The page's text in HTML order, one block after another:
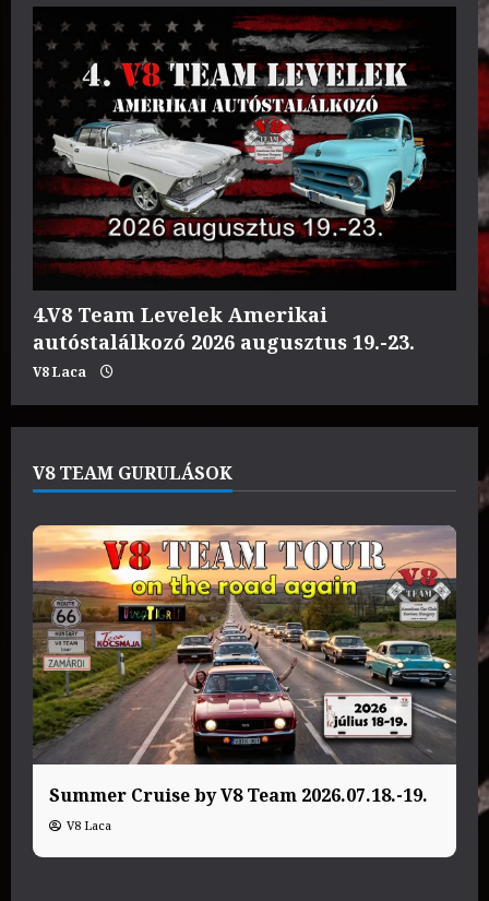
4.V8 Team Levelek Amerikai
autóstalálkozó 2026 augusztus 19.-23.
V8 Laca
V8 TEAM GURULÁSOK
Summer Cruise by V8 Team 2026.07.18.-19.
V8 Laca